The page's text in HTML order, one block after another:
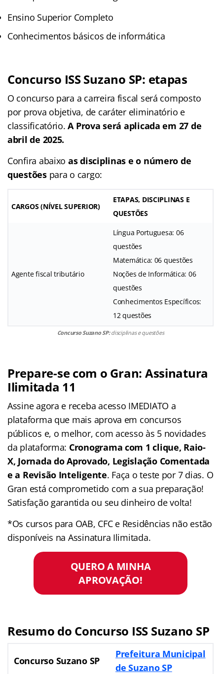
Ensino Superior Completo
Conhecimentos básicos de informática
Concurso ISS Suzano SP: etapas
O concurso para a carreira fiscal será composto
por prova objetiva, de caráter eliminatório e
classificatório.A Prova será aplicada em 27 de
abril de 2025.
Confira abaixo as disciplinas e o número de
questõespara o cargo:
CARGOS (NÍVEL SUPERIOR)
ETAPAS, DISCIPLINAS E
QUESTÕES
Agente fiscal tributário
Língua Portuguesa: 06
questões
Matemática: 06 questões
Noções de Informática: 06
questões
Conhecimentos Específicos:
12 questões
Concurso Suzano SP:disciplinas e questões
Prepare-se com o Gran: Assinatura
Ilimitada 11
Assine agora e receba acesso IMEDIATO a
plataforma que mais aprova em concursos
públicos e, o melhor, com acesso às 5 novidades
da plataforma: Cronograma com 1 clique, Raio-
X, Jornada do Aprovado, Legislação Comentada
e a Revisão Inteligente. Faça o teste por 7 dias. O
Gran está comprometido com a sua preparação!
Satisfação garantida ou seu dinheiro de volta!
*Os cursos para OAB, CFC e Residências não estão
disponíveis na Assinatura Ilimitada.
QUERO A MINHA
APROVAÇÃO!
Resumo do Concurso ISS Suzano SP
Concurso Suzano SP
Prefeitura Municipal
de Suzano SP